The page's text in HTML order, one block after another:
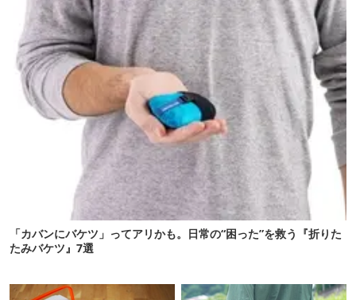
「カバンにバケツ」ってアリかも。日常の“困った”を救う『折りた
たみバケツ』7選